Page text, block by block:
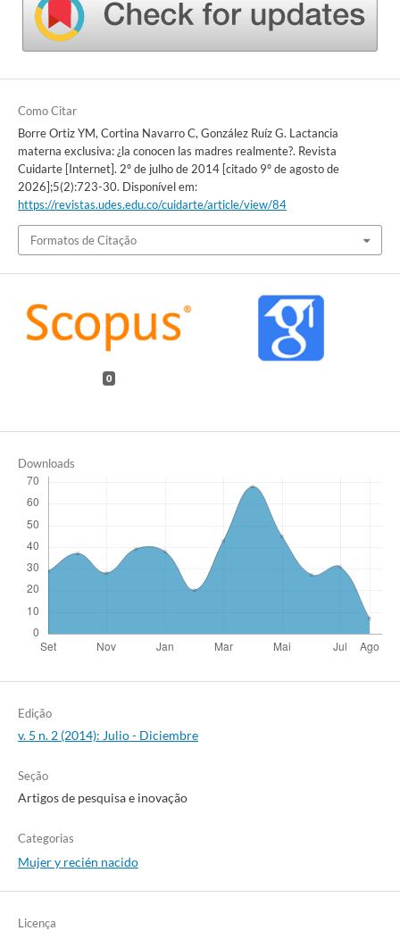
Como Citar
Borre Ortiz YM, Cortina Navarro C, González Ruíz G. Lactancia
materna exclusiva: ¿la conocen las madres realmente?. Revista
Cuidarte [Internet]. 2º de julho de 2014 [citado 9º de agosto de
2026];5(2):723-30. Disponível em:
https://revistas.udes.edu.co/cuidarte/article/view/84
Formatos de Citação
0
Downloads
Edição
v. 5 n. 2 (2014): Julio - Diciembre
Seção
Artigos de pesquisa e inovação
Categorias
Mujer y recién nacido
Licença